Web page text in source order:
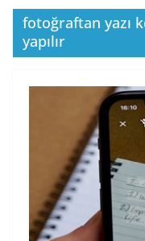
fotoğraftan yazı
yapılır